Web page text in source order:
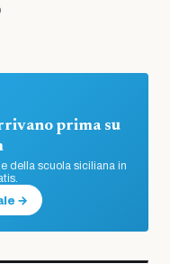
prima su
della scuola siciliana in
→